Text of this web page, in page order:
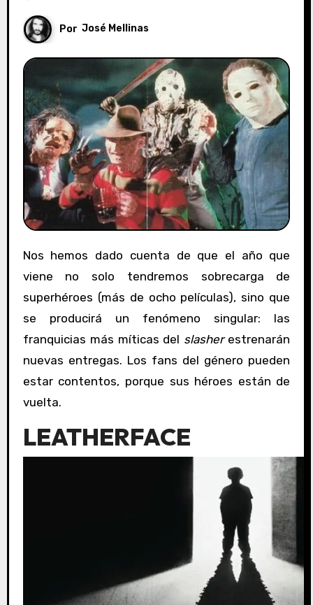
Por José Mellinas
Nos hemos dado cuenta de que el año que
viene no solo tendremos sobrecarga de
superhéroes (más de ocho películas), sino que
se producirá un fenómeno singular: las
franquicias más míticas del slasherestrenarán
nuevas entregas. Los fans del género pueden
estar contentos, porque sus héroes están de
vuelta.
LEATHERFACE